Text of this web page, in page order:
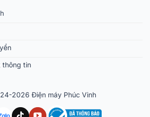
thông tin
2026 Điện máy Phúc Vinh